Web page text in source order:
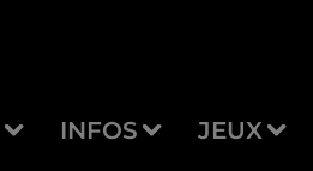
INFOS JEUX